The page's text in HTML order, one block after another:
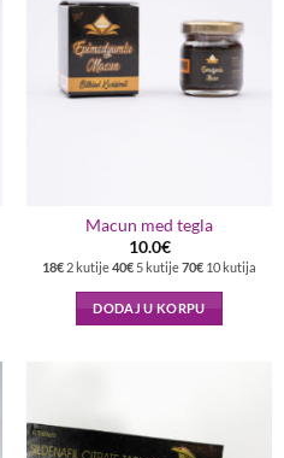
Macun med tegla
10.0€
18€ 2 kutije40€ 5 kutije70€ 10 kutija
DODAJ U KORPU